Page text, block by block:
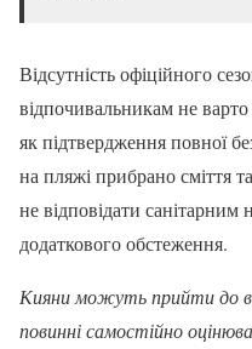
Відсутність офіційного
відпочивальникам не
як підтвердження повної
на пляжі прибрано сміття
не відповідати
додаткового обстеження.
Кияни можуть прийти до
повинні самостійно